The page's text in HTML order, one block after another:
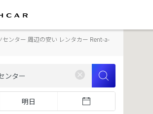
センター 周辺の安い レンタカー Rent-a-
明日